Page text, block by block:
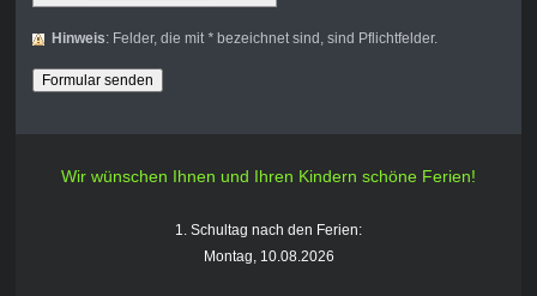
Hinweis : Felder, die mit *bezeichnet sind, sind Pflichtfelder.
Wir wünschen Ihnen und Ihren Kindern schöne Ferien!
1. Schultag nach den Ferien:
Montag, 10.08.2026